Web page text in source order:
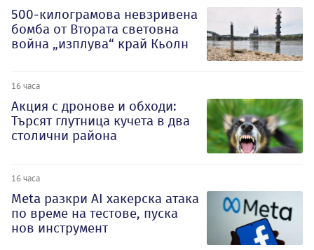
500-килограмова невзривена
бомба от Втората световна
война „изплува“ край Кьолн
16 часа
Акция с дронове и обходи:
Търсят глутница кучета в два
столични района
16 часа
Meta разкри AI хакерска атака
по време на тестове, пуска
нов инструмент